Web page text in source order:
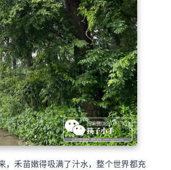
，禾苗嫩得吸满了汁水，整个世界都充